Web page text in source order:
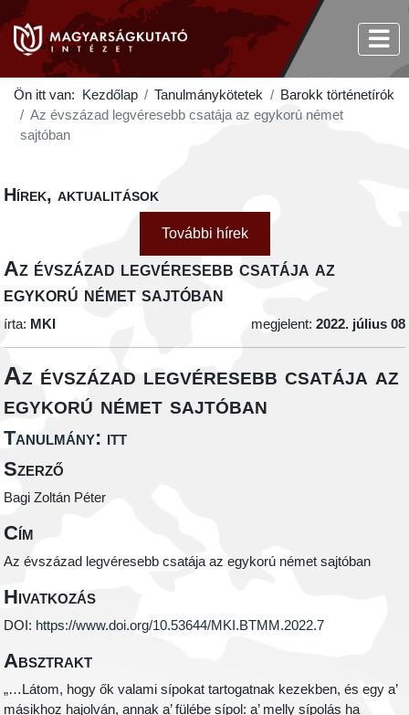
Ön itt van: Kezdőlap Tanulmánykötetek
Barokk történetírók
Az évszázad legvéresebb csatája az egykorú német
sajtóban
Hírek, aktualitások
További hírek
Az évszázad legvéresebb csatája az
egykorú német sajtóban
írta: MKI megjelent: 2022. július 08
Az évszázad legvéresebb csatája az
egykorú német sajtóban
Tanulmány: itt
Szerző
Bagi Zoltán Péter
Cím
Az évszázad legvéresebb csatája az egykorú német sajtóban
Hivatkozás
DOI: https://www.doi.org/10.53644/MKI.BTMM.2022.7
Absztrakt
„…Látom, hogy ők valami sípokat tartogatnak kezekben, és egy a’
másikhoz hajolván, annak a’ fülébe sípol: a’ melly sípolás ha